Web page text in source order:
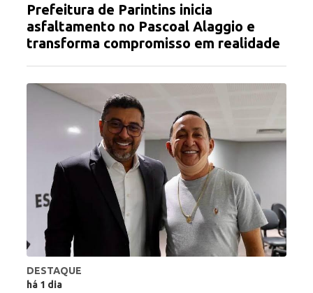
Prefeitura de Parintins inicia
asfaltamento no Pascoal Alaggio e
transforma compromisso em realidade
DESTAQUE
há 1 dia